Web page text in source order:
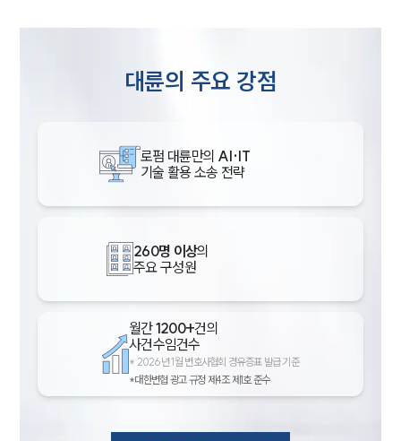
대륜법률상담예약
대륜의 주요 강점
로펌 대륜만의 AI·IT
기술 활용 소송 전략
260명 이상의
주요 구성원
월간1200+건의
사건수임건수
* 2026년 1월 변호사협회 경유증표 발급 기준
*대한변협 광고 규정 제4조 제1호 준수